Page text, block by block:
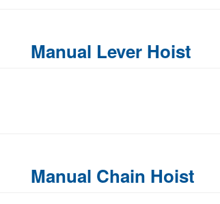
Manual Lever Hoist
Manual Chain Hoist